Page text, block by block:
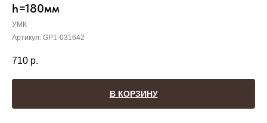
h=180мм
УМК
Артикул: GP1-031642
710 р.
В КОРЗИНУ